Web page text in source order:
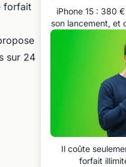
forfait
sur 24
iPhone 15 : 380
son lancement, et
Il coûte
forfait